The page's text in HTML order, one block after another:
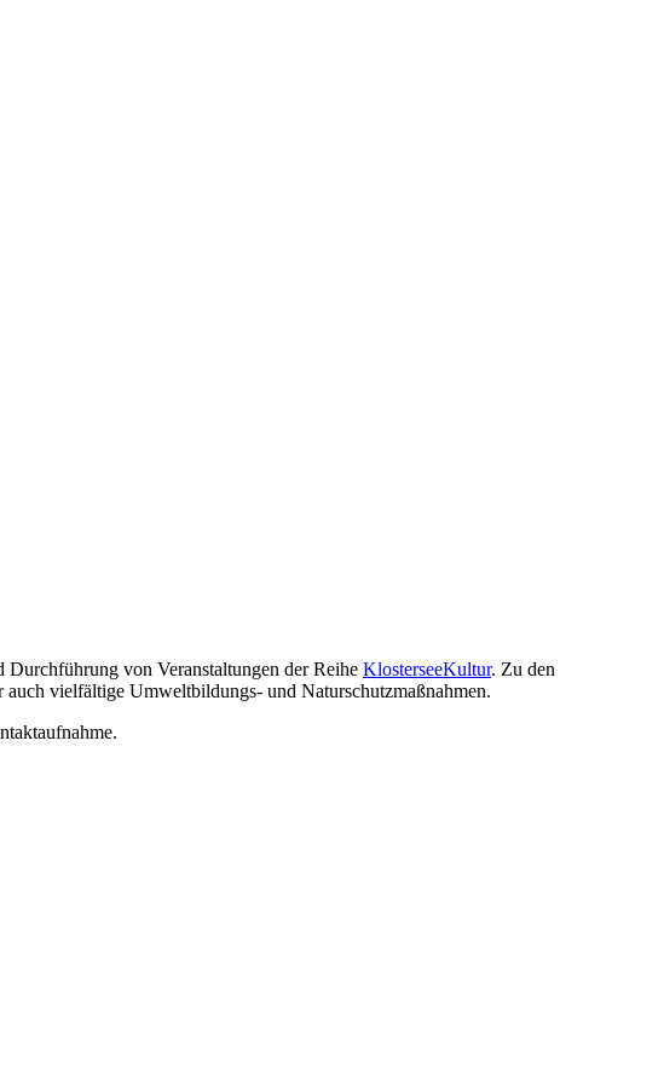
von Veranstaltungen der Reihe KlosterseeKultur. Zu den
vielfältige Umweltbildungs- und Naturschutzmaßnahmen.